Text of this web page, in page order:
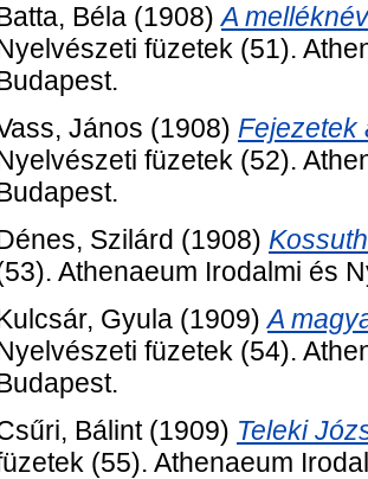
Béla (1908)A
füzetek (51).
János (1908) Fejezetek
füzetek (52).
Szilárd (1908)
Athenaeum Irodalmi és
Gyula (1909)A
füzetek (54).
Bálint(1909) Teleki
(55). Athenaeum